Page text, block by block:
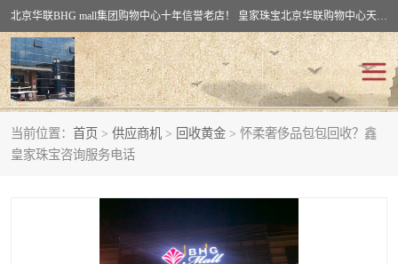
北京华联BHG mall集团购物中心十年信誉老店！ 皇家珠宝北京华联购物中心天时名苑店竭诚欢迎您。 北京市通州区（八通线）通州北苑地铁华联购物中心一层皇家珠宝 北京皇家珠宝通州黄金回收黄金首饰加工店（八通线: 通州北苑地铁华联店）：通州区通州北苑地铁华联购物中心一层皇家珠宝。
当前位置： 首页 > 供应商机 > 回收黄金 > 怀柔奢侈品包包回收？鑫
皇家珠宝咨询服务电话
回收黄金
回收钻石
回收翡翠玉石